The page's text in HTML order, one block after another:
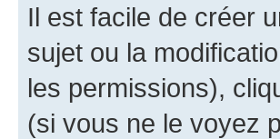
Il est facile de créer
sujet ou la
les permissions),
(si vous ne le voyez